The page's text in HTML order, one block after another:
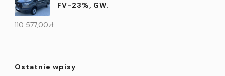
FV-23%, GW.
110 577,00zł
Ostatnie wpisy